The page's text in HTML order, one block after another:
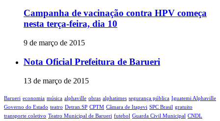
Campanha de vacinação contra HPV começa
nesta terça-feira, dia 10
9 de março de 2015
Nota Oficial Prefeitura de Barueri
13 de março de 2015
Barueri economia música alphaville obras alphatimes segurança pública Iguatemi Alphaville
Governo do Estado teatro Detran.SP CPTM Câmara de Itapevi‬ SPC Brasil gratuito
transporte coletivo Teatro Municipal de Barueri futebol Guarda Civil Municipal CNDL